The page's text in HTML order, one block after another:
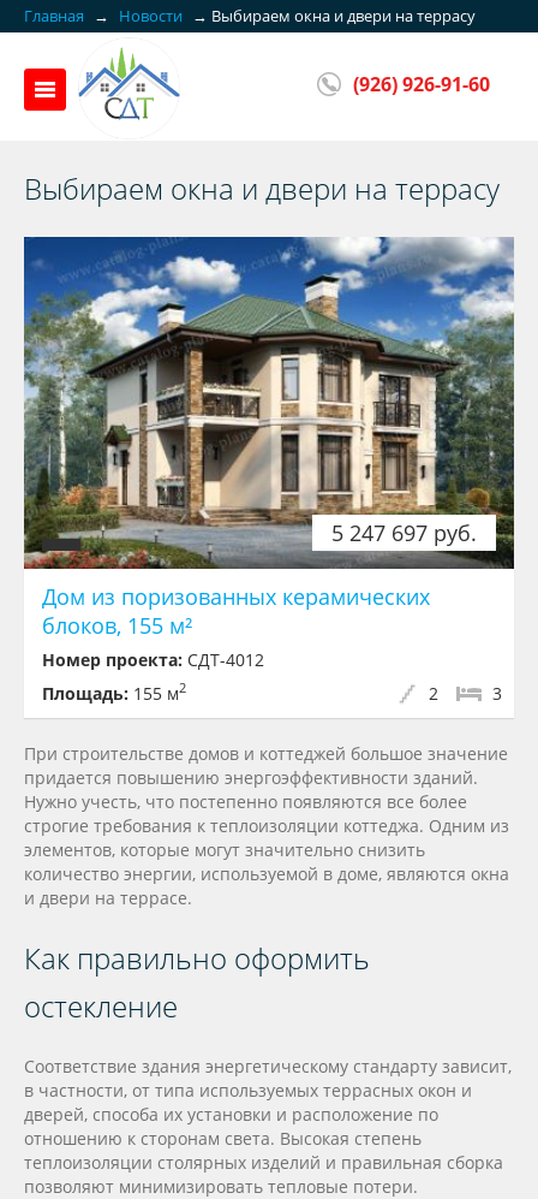
Главная → Новости → Выбираем окна и двери на террасу
(926) 926-91-60
Выбираем окна и двери на террасу
5 247 697 руб.
Дом из поризованных керамических
блоков, 155 м²
Номер проекта: СДТ-4012
Площадь: 155 м2 3
2
При строительстве домов и коттеджей большое значение
придается повышению энергоэффективности зданий.
Нужно учесть, что постепенно появляются все более
строгие требования к теплоизоляции коттеджа. Одним из
элементов, которые могут значительно снизить
количество энергии, используемой в доме, являются окна
и двери на террасе.
Как правильно оформить
остекление
Соответствие здания энергетическому стандарту зависит,
в частности, от типа используемых террасных окон и
дверей, способа их установки и расположение по
отношению к сторонам света. Высокая степень
теплоизоляции столярных изделий и правильная сборка
позволяют минимизировать тепловые потери.